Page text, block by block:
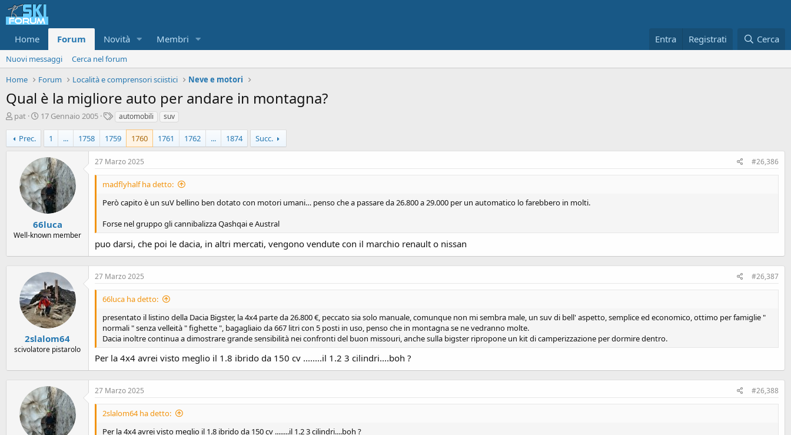
Home Forum Novità Membri Entra Registrati Cerca
Nuovi messaggi
Cerca nel forum
Home
Forum Località e comprensori sciistici Neve e motori
Qual è la migliore auto per andare in montagna?
A
t
o
s
pat
D
a
d
i
n
i
z
i
o
17 Gennaio 2005
T
g
automobili suv
Prec. 1 ... 1758 1759 1760 1761 1762 ... 1874 Succ.
66luca
Well-known member
27 Marzo 2025 #26,386
madflyhalf ha detto:
Però capito è un suV bellino ben dotato con motori umani… penso che a passare da 26.800 a 29.000 per un automatico lo farebbero in molti.
Forse nel gruppo gli cannibalizza Qashqai e Austral
puo darsi, che poi le dacia, in altri mercati, vengono vendute con il marchio renault o nissan
2slalom64
scivolatore pistarolo
27 Marzo 2025 #26,387
66luca ha detto:
presentato il listino della Dacia Bigster, la 4x4 parte da 26.800 €, peccato sia solo manuale, comunque non mi sembra male, un suv di bell' aspetto, semplice ed economico, ottimo per famiglie "
normali " senza velleità " fighette ", bagagliaio da 667 litri con 5 posti in uso, penso che in montagna se ne vedranno molte.
Dacia inoltre continua a dimostrare grande sensibilità nei confronti del buon missouri, anche sulla bigster ripropone un kit di camperizzazione per dormire dentro.
Per la 4x4 avrei visto meglio il 1.8 ibrido da 150 cv ........il 1.2 3 cilindri....boh ?
27 Marzo 2025 #26,388
2slalom64 ha detto:
Per la 4x4 avrei visto meglio il 1.8 ibrido da 150 cv ........il 1.2 3 cilindri....boh ?